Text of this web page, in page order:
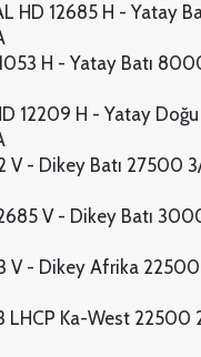
HD 12685 H - Yatay
H - Yatay Batı
12209 H - Yatay
V - Dikey Batı 27500
V - Dikey Batı
V - Dikey Afrika
LHCP Ka-West